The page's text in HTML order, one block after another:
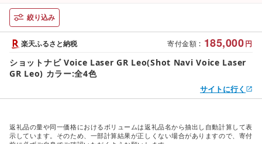
絞り込み
寄付金額 : 185,000円
楽天ふるさと納税
ショットナビ Voice Laser GR Leo(Shot Navi Voice Laser
GR Leo) カラー:全4色
サイトに行く
返礼品の量や同一価格におけるボリュームは返礼品名から抽出し自動計算して表
示しています。そのため、一部計算結果が正しくない場合がありますので、寄付